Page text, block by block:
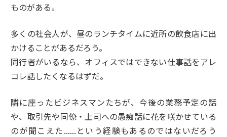
ものがある。
多くの社会人が、昼のランチタイムに近所の飲食店に出
かけることがあるだろう。
同行者がいるなら、オフィスではできない仕事話をアレ
コレ話したくなるはずだ。
隣に座ったビジネスマンたちが、今後の業務予定の話
や、取引先や同僚・上司への愚痴話に花を咲かせている
のが聞こえた......という経験もあるのではないだろう